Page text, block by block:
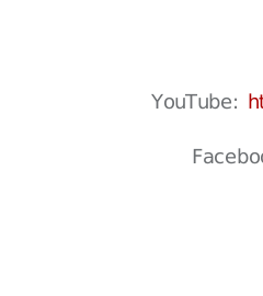
YouTube: